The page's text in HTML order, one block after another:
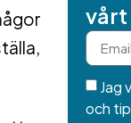
vårt
Jag
och